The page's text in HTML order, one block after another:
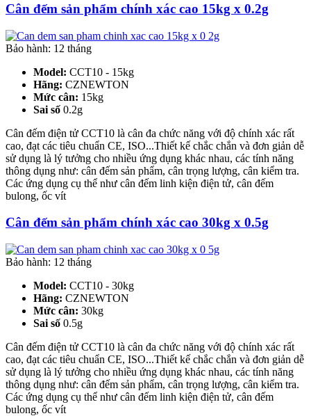
Cân đếm sản phẩm chính xác cao 15kg x 0.2g
Bảo hành: 12 tháng
Model: CCT10 - 15kg
Hãng: CZNEWTON
Mức cân: 15kg
Sai số 0.2g
Cân đếm điện tử CCT10 là cân đa chức năng với độ chính xác rất
cao, đạt các tiêu chuẩn CE, ISO...Thiết kế chắc chắn và đơn giản dễ
sử dụng là lý tưởng cho nhiều ứng dụng khác nhau, các tính năng
thông dụng như: cân đếm sản phẩm, cân trọng lượng, cân kiểm tra.
Các ứng dụng cụ thể như cân đếm linh kiện điện tử, cân đếm
bulong, ốc vít
Cân đếm sản phẩm chính xác cao 30kg x 0.5g
Bảo hành: 12 tháng
Model: CCT10 - 30kg
Hãng: CZNEWTON
Mức cân: 30kg
Sai số 0.5g
Cân đếm điện tử CCT10 là cân đa chức năng với độ chính xác rất
cao, đạt các tiêu chuẩn CE, ISO...Thiết kế chắc chắn và đơn giản dễ
sử dụng là lý tưởng cho nhiều ứng dụng khác nhau, các tính năng
thông dụng như: cân đếm sản phẩm, cân trọng lượng, cân kiểm tra.
Các ứng dụng cụ thể như cân đếm linh kiện điện tử, cân đếm
bulong, ốc vít